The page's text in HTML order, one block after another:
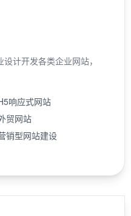
计开发各类企业网站，
响应式网站
贸网站
销型网站建设